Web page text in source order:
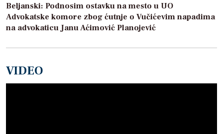
Beljanski: Podnosim ostavku na mesto u UO
Advokatske komore zbog ćutnje o Vučićevim napadima
na advokaticu Janu Aćimović Planojević
VIDEO